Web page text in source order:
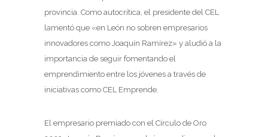
provincia. Como autocrítica, el presidente del CEL
lamentó que «en León no sobren empresarios
innovadores como Joaquín Ramírez» y aludió a la
importancia de seguir fomentando el
emprendimiento entre los jóvenes a través de
iniciativas como CEL Emprende.
El empresario premiado con el Círculo de Oro